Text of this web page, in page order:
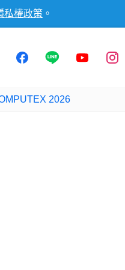
私權政策 。
2026